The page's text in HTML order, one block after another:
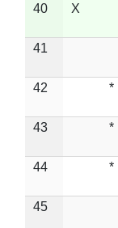
40 X
41
42 *
43 *
44 *
45